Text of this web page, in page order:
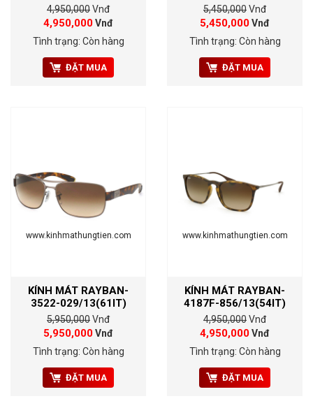
4,950,000Vnđ
4,950,000Vnđ
Tình trạng: Còn hàng
ĐẶT MUA
5,450,000Vnđ
5,450,000Vnđ
Tình trạng: Còn hàng
ĐẶT MUA
www.kinhmathungtien.com
KÍNH MÁT RAYBAN-
3522-029/13(61IT)
5,950,000Vnđ
5,950,000Vnđ
Tình trạng: Còn hàng
ĐẶT MUA
www.kinhmathungtien.com
KÍNH MÁT RAYBAN-
4187F-856/13(54IT)
4,950,000Vnđ
4,950,000Vnđ
Tình trạng: Còn hàng
ĐẶT MUA